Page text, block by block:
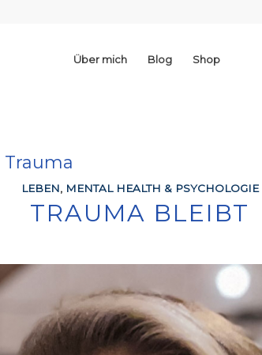
Über mich Blog Shop
Trauma
LEBEN, MENTAL HEALTH & PSYCHOLOGIE
TRAUMA BLEIBT